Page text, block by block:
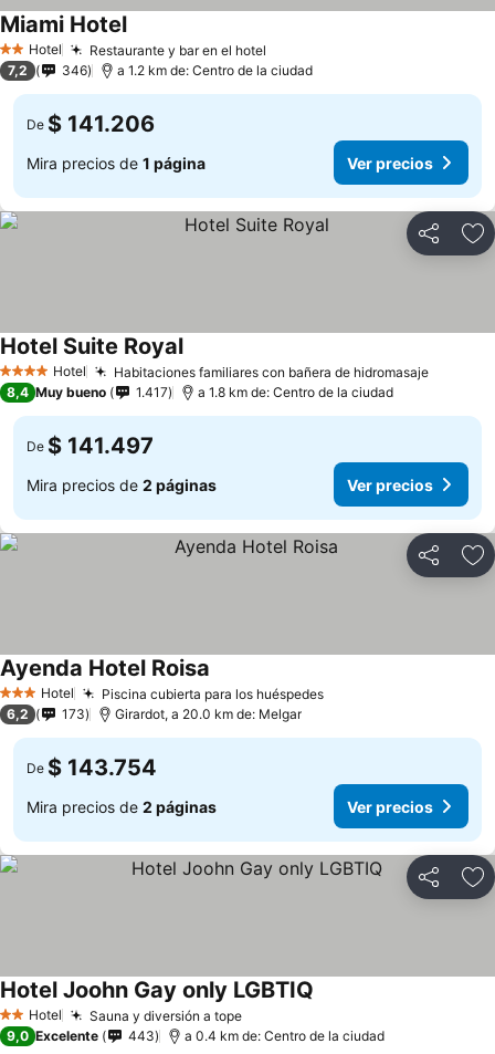
2 Estrellas
Hotel Restaurante y bar en el hotel
Miami Hotel
7,2 346 a 1.2 km de: Centro de la ciudad
De $ 141.206
Mira precios de 1 página Ver precios
Compartir
4 EstrellasHotel Habitaciones familiares con bañera de hidromasaje
Hotel Suite Royal
8,4 Muy bueno 1.417 a 1.8 km de: Centro de la ciudad
De $ 141.497
Mira precios de 2 páginas Ver precios
Compartir
3 Estrellas
Hotel Piscina cubierta para los huéspedes
Ayenda Hotel Roisa
6,2 173 Girardot, a 20.0 km de: Melgar
De $ 143.754
Mira precios de 2 páginas Ver precios
Compartir
2 Estrellas
Hotel Sauna y diversión a tope
Hotel Joohn Gay only LGBTIQ
9,0 Excelente 443 a 0.4 km de: Centro de la ciudad